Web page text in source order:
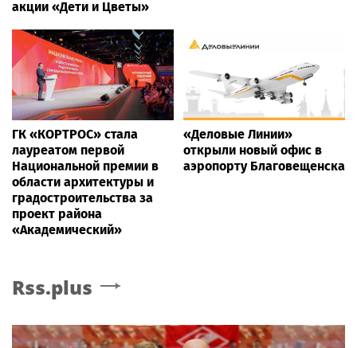
акции «Дети и Цветы»
ГК «КОРТРОС» стала
лауреатом первой
Национальной премии в
области архитектуры и
градостроительства за
проект района
«Академический»
«Деловые Линии»
открыли новый офис в
аэропорту Благовещенска
Rss.plus